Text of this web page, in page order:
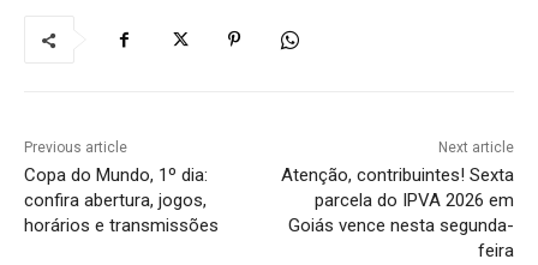
Previous article
Copa do Mundo, 1º dia:
confira abertura, jogos,
horários e transmissões
Next article
Atenção, contribuintes! Sexta
parcela do IPVA 2026 em
Goiás vence nesta segunda-
feira